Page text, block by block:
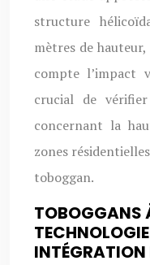
structure
mètres de
compte l’impact
crucial de
concernant la
zones
toboggan.
TOBOGGANS
INTÉGRATION